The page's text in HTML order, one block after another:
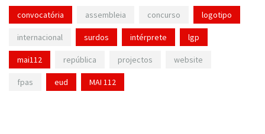
convocatória assembleia concurso logotipo
internacional surdos intérprete lgp
mai112 república projectos website
fpas eud MAI 112